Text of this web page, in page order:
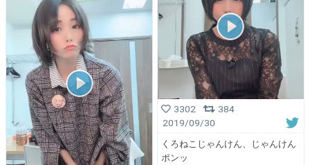
3302
384
2019/09/30
くろねこじゃんけん、じゃんけん
ポンッ